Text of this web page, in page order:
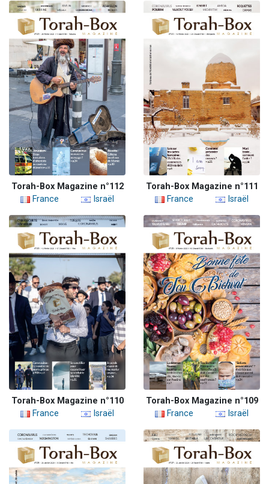
Torah-Box Magazine n°112
France
Israël
Torah-Box Magazine n°111
France
Israël
Torah-Box Magazine n°110
France
Israël
Torah-Box Magazine n°109
France
Israël